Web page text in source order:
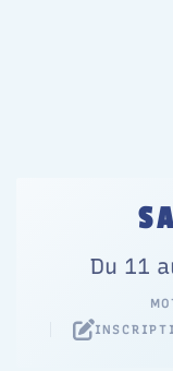
Du 11